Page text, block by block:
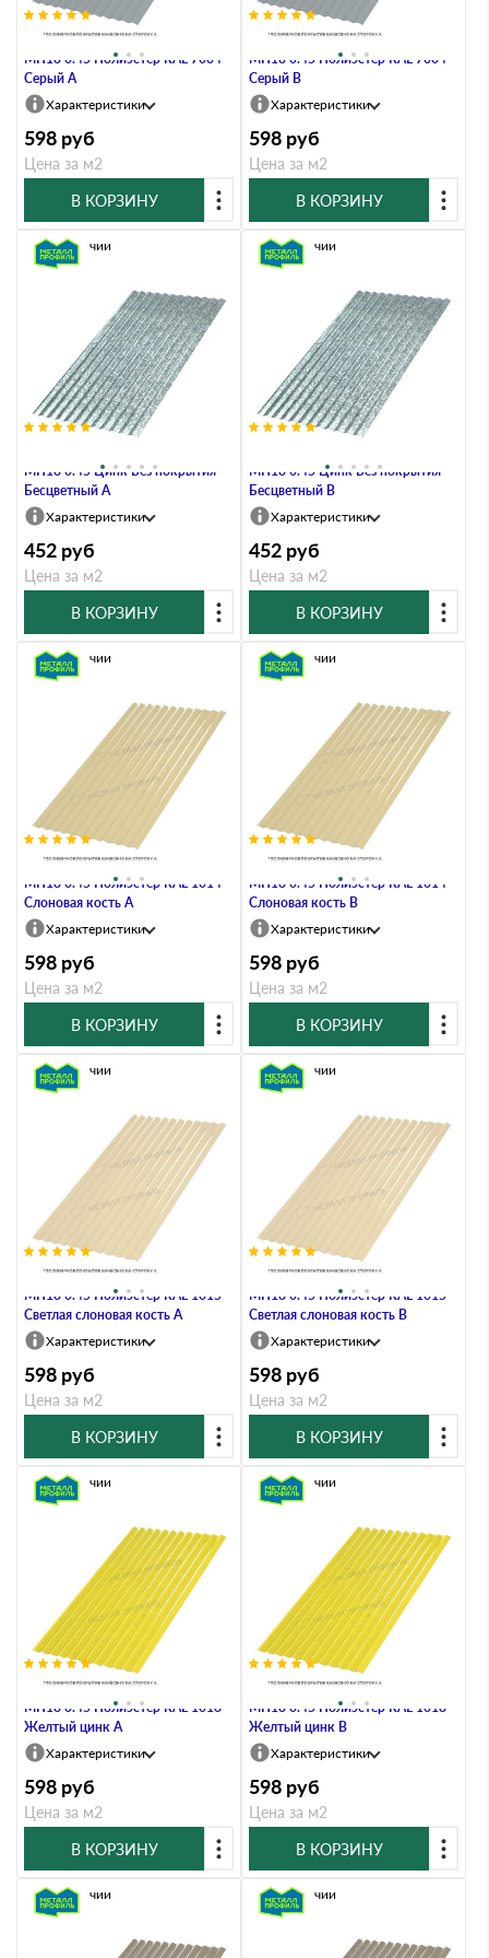
Профлист Металл Профиль
МП18 0.45 Полиэстер RAL 7004
Серый A
Характеристики
598 руб
Цена за м2
В КОРЗИНУ
Профлист Металл Профиль
МП18 0.45 Полиэстер RAL 7004
Серый B
Характеристики
598 руб
Цена за м2
В КОРЗИНУ
МП18 0.45 Цинк Без покрытия
Бесцветный A
В наличии
Характеристики
452 руб
Цена за м2
В КОРЗИНУ
МП18 0.45 Цинк Без покрытия
Бесцветный B
В наличии
Характеристики
452 руб
Цена за м2
В КОРЗИНУ
Профлист Металл Профиль
МП18 0.45 Полиэстер RAL 1014
Слоновая кость A
В наличии
Характеристики
598 руб
Цена за м2
В КОРЗИНУ
Профлист Металл Профиль
МП18 0.45 Полиэстер RAL 1014
Слоновая кость B
В наличии
Характеристики
598 руб
Цена за м2
В КОРЗИНУ
Профлист Металл Профиль
МП18 0.45 Полиэстер RAL 1015
Светлая слоновая кость A
В наличии
Характеристики
598 руб
Цена за м2
В КОРЗИНУ
Профлист Металл Профиль
МП18 0.45 Полиэстер RAL 1015
Светлая слоновая кость B
В наличии
Характеристики
598 руб
Цена за м2
В КОРЗИНУ
Профлист Металл Профиль
МП18 0.45 Полиэстер RAL 1018
Желтый цинк A
В наличии
Характеристики
598 руб
Цена за м2
В КОРЗИНУ
Профлист Металл Профиль
МП18 0.45 Полиэстер RAL 1018
Желтый цинк B
В наличии
Характеристики
598 руб
Цена за м2
В КОРЗИНУ
В наличии В наличии